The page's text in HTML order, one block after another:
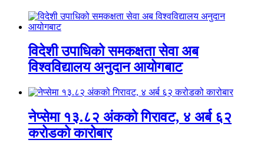
विदेशी उपाधिको समकक्षता सेवा अब
विश्वविद्यालय अनुदान आयोगबाट
नेप्सेमा १३.८२ अंकको गिरावट, ४ अर्ब ६२
करोडको कारोबार